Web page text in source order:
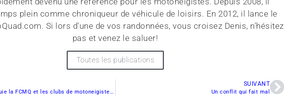
plein comme chroniqueur de véhicule de loisirs. En 2012, il lance le
Si lors d'une de vos randonnées, vous croisez Denis, n'hésitez
pas et venez le saluer!
Toutes les publications
Arctic Cat appuie la FCMQ et les clubs de motoneigistes du Québec
SUIVANT
Un conflit qui fait mal